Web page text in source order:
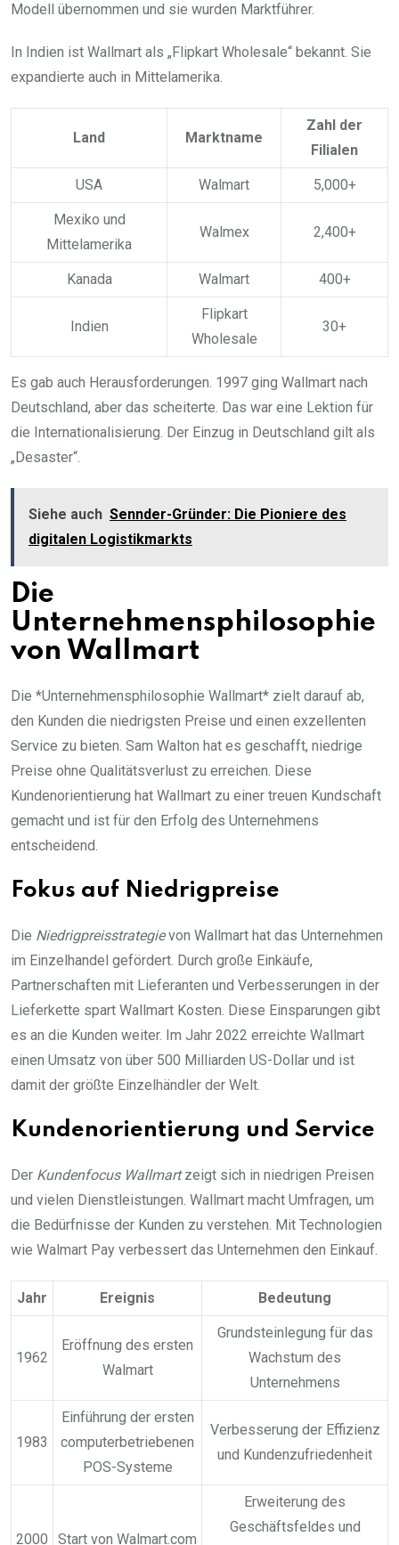
Modell übernommen und sie wurden Marktführer.
In Indien ist Wallmart als „Flipkart Wholesale“ bekannt. Sie
expandierte auch in Mittelamerika.
Land Marktname
Zahl der
Filialen
USA Walmart 5,000+
Mexiko und
Mittelamerika
Walmex 2,400+
Kanada Walmart 400+
Indien
Flipkart
Wholesale
30+
Es gab auch Herausforderungen. 1997 ging Wallmart nach
Deutschland, aber das scheiterte. Das war eine Lektion für
die Internationalisierung. Der Einzug in Deutschland gilt als
„Desaster“.
Siehe auch Sennder-Gründer: Die Pioniere des
digitalen Logistikmarkts
Die
Unternehmensphilosophie
von Wallmart
Die *Unternehmensphilosophie Wallmart* zielt darauf ab,
den Kunden die niedrigsten Preise und einen exzellenten
Service zu bieten. Sam Walton hat es geschafft, niedrige
Preise ohne Qualitätsverlust zu erreichen. Diese
Kundenorientierung hat Wallmart zu einer treuen Kundschaft
gemacht und ist für den Erfolg des Unternehmens
entscheidend.
Fokus auf Niedrigpreise
Die Niedrigpreisstrategievon Wallmart hat das Unternehmen
im Einzelhandel gefördert. Durch große Einkäufe,
Partnerschaften mit Lieferanten und Verbesserungen in der
Lieferkette spart Wallmart Kosten. Diese Einsparungen gibt
es an die Kunden weiter. Im Jahr 2022 erreichte Wallmart
einen Umsatz von über 500 Milliarden US-Dollar und ist
damit der größte Einzelhändler der Welt.
Kundenorientierung und Service
Der Kundenfocus Wallmartzeigt sich in niedrigen Preisen
und vielen Dienstleistungen. Wallmart macht Umfragen, um
die Bedürfnisse der Kunden zu verstehen. Mit Technologien
wie Walmart Pay verbessert das Unternehmen den Einkauf.
Jahr Ereignis Bedeutung
1962
Eröffnung des ersten
Walmart
Grundsteinlegung für das
Wachstum des
Unternehmens
1983
Einführung der ersten
computerbetriebenen
POS-Systeme
Verbesserung der Effizienz
und Kundenzufriedenheit
2000 Start von Walmart.com
Erweiterung des
Geschäftsfeldes und